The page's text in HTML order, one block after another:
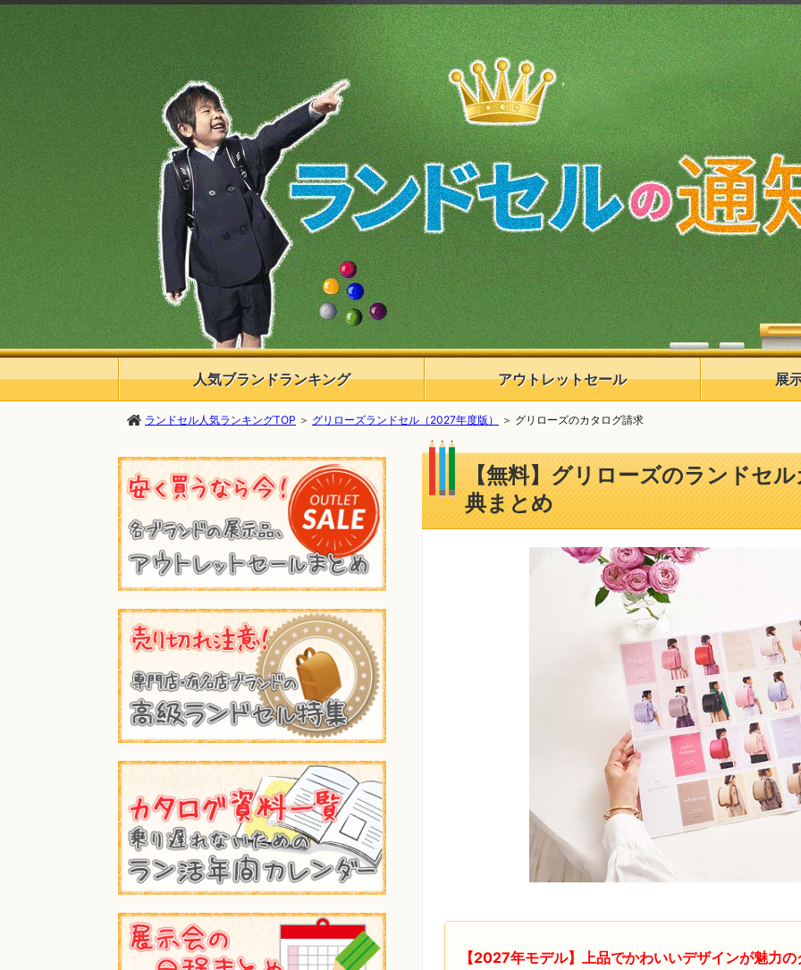
人気ブランドランキング アウトレットセール 展
ランドセル人気ランキングTOP ＞ グリローズランドセル（2027年度版） ＞ グリローズのカタログ請求
【無料】グリローズのランドセ
典まとめ
【2027年モデル】上品でかわいいデザインが魅力